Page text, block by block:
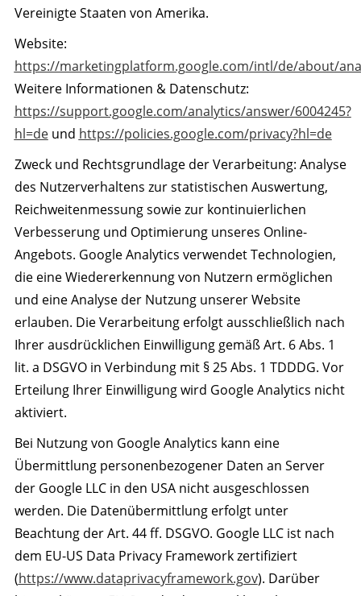
Vereinigte Staaten von Amerika.
Website:
https://marketingplatform.google.com/intl/de/about/
Weitere Informationen & Datenschutz:
https://support.google.com/analytics/answer/6004245?
hl=deund https://policies.google.com/privacy?hl=de
Zweck und Rechtsgrundlage der Verarbeitung: Analyse
des Nutzerverhaltens zur statistischen Auswertung,
Reichweitenmessung sowie zur kontinuierlichen
Verbesserung und Optimierung unseres Online-
Angebots. Google Analytics verwendet Technologien,
die eine Wiedererkennung von Nutzern ermöglichen
und eine Analyse der Nutzung unserer Website
erlauben. Die Verarbeitung erfolgt ausschließlich nach
Ihrer ausdrücklichen Einwilligung gemäß Art. 6 Abs. 1
lit. a DSGVO in Verbindung mit § 25 Abs. 1 TDDDG. Vor
Erteilung Ihrer Einwilligung wird Google Analytics nicht
aktiviert.
Bei Nutzung von Google Analytics kann eine
Übermittlung personenbezogener Daten an Server
der Google LLC in den USA nicht ausgeschlossen
werden. Die Datenübermittlung erfolgt unter
Beachtung der Art. 44 ff. DSGVO. Google LLC ist nach
dem EU-US Data Privacy Framework zertifiziert
(https://www.dataprivacyframework.gov). Darüber